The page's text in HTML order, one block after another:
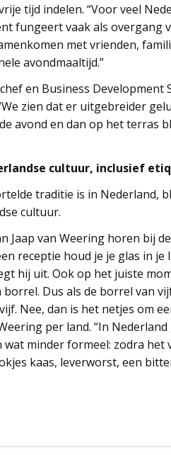
tijd indelen. “Voor veel
fungeert vaak als overgang
met vrienden,
avondmaaltijd.”
en Business Development
zien dat er uitgebreider
avond en dan op het terras
cultuur, inclusief
traditie is in Nederland,
cultuur.
Jaap van Weering horen bij
receptie houd je je glas in
hij uit. Ook op het juiste
Dus als de borrel van
Nee, dan is het netjes om
per land. “In
minder formeel: zodra
kaas, leverworst, een